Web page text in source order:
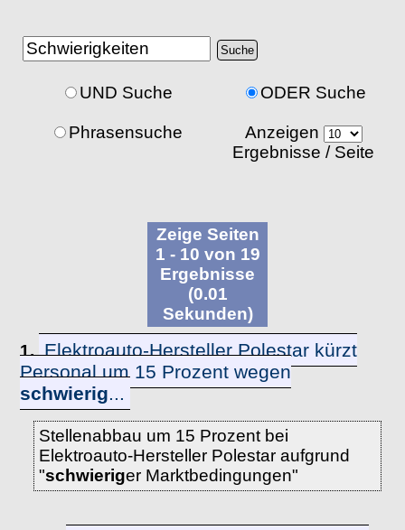
UND Suche
Phrasensuche
ODER Suche
Anzeigen
Ergebnisse / Seite
Zeige Seiten
1 - 10 von 19
Ergebnisse
(0.01
Sekunden)
1. Elektroauto-Hersteller Polestar kürzt
Personal um 15 Prozent wegen
schwierig...
Stellenabbau um 15 Prozent bei
Elektroauto-Hersteller Polestar aufgrund
"schwieriger Marktbedingungen"